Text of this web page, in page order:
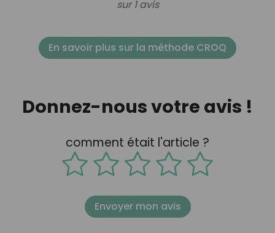
sur 1 avis
En savoir plus sur la méthode CROQ
Donnez-nous votre avis !
comment était l'article ?
Envoyer mon avis